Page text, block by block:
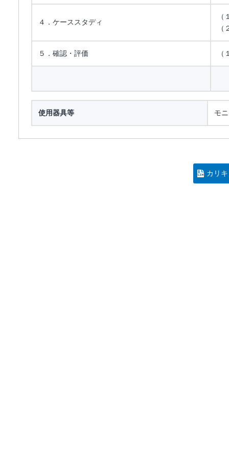
４．ケーススタディ
５．確認・評価
使用器具等 モ
カリ